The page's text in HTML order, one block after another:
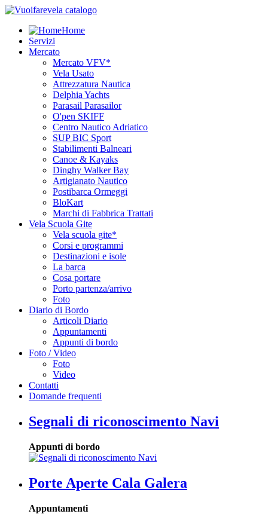
Home
Servizi
Mercato
Mercato VFV*
Vela Usato
Attrezzatura Nautica
Delphia Yachts
Parasail Parasailor
O'pen SKIFF
Centro Nautico Adriatico
SUP BIC Sport
Stabilimenti Balneari
Canoe & Kayaks
Dinghy Walker Bay
Artigianato Nautico
Postibarca Ormeggi
BloKart
Marchi di Fabbrica Trattati
Vela Scuola Gite
Vela scuola gite*
Corsi e programmi
Destinazioni e isole
La barca
Cosa portare
Porto partenza/arrivo
Foto
Diario di Bordo
Articoli Diario
Appuntamenti
Appunti di bordo
Foto / Video
Foto
Video
Contatti
Domande frequenti
Segnali di riconoscimento Navi
Appunti di bordo
Porte Aperte Cala Galera
Appuntamenti